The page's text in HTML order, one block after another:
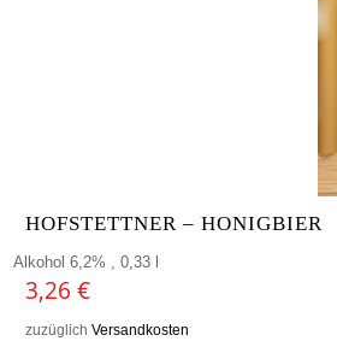
HOFSTETTNER – HONIGBIER
Alkohol 6,2% , 0,33 l
3,26 €
zuzüglich Versandkosten